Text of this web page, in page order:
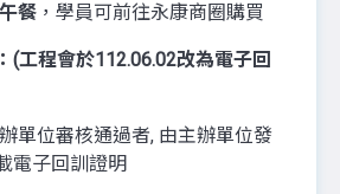
餐 ，學員可前往永康商圈購買
(工程會於112.06.02改為電子回
單位審核通過者, 由主辦單位發
電子回訓證明